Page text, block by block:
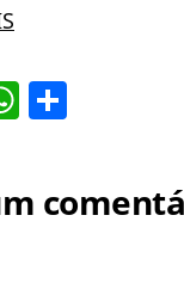
WhatsApp